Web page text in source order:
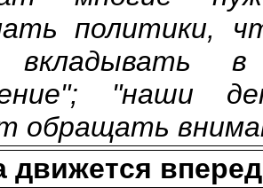
политики,
вкладывать в
"наши
обращать
движется